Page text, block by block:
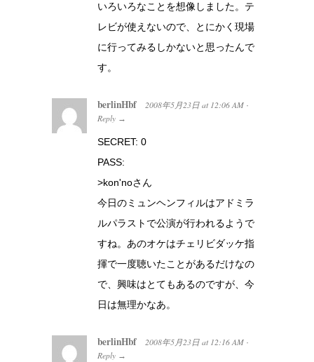
いろいろなことを想像しました。テ
レビが使えないので、とにかく現場
に行ってみるしかないと思ったんで
す。
berlinHbf 2008年5月23日 at 12:06 AM ·
Reply →
SECRET: 0
PASS:
>kon'noさん
今日のミュンヘンフィルはアドミラ
ルパラストで公演が行われるようで
すね。あのオケはチェリビダッケ指
揮で一度聴いたことがあるだけなの
で、興味はとてもあるのですが、今
日は無理かなあ。
berlinHbf 2008年5月23日 at 12:16 AM ·
Reply →